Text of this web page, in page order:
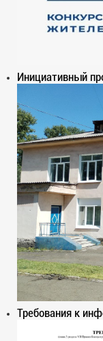
Инициативный
Требования к